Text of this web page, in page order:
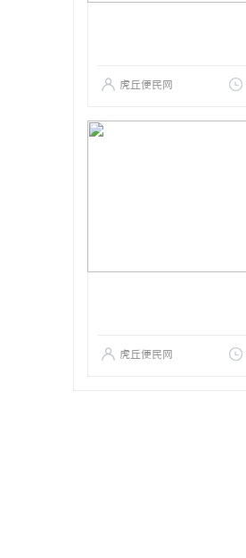
虎丘便民网
虎丘便民网